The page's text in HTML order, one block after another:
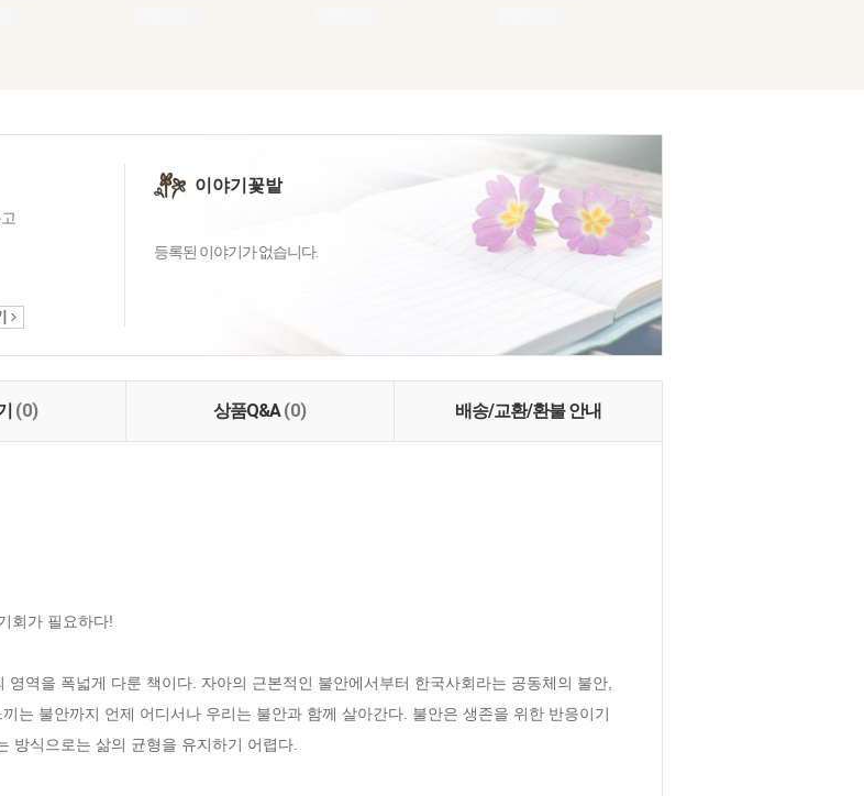
이야기꽃밭
등록된 이야기가 없습니다.
(0) 상품Q&A(0) 배송/교환/환불 안내
회가 필요하다!
영역을 폭넓게 다룬 책이다. 자아의 근본적인 불안에서부터 한국사회라는 공동체의 불안,
는 불안까지 언제 어디서나 우리는 불안과 함께 살아간다. 불안은 생존을 위한 반응이기
방식으로는 삶의 균형을 유지하기 어렵다.